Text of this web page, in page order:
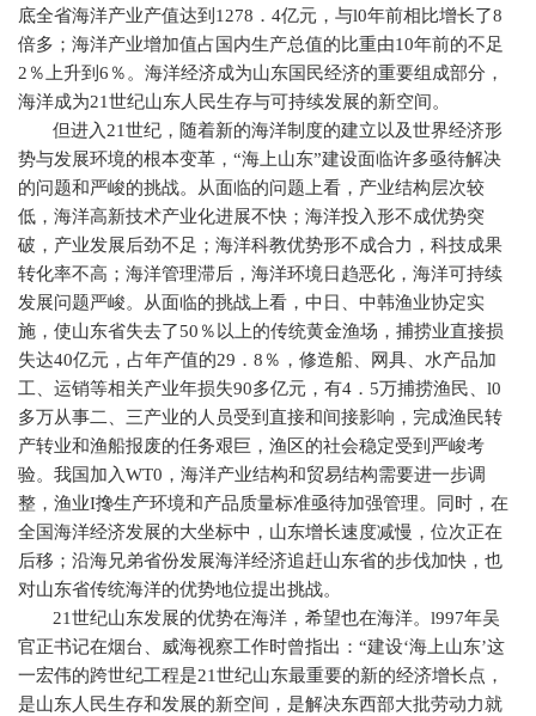
底全省海洋产业产值达到 1278 ． 4亿元，与l0年前相比增长了8
倍多；海洋产业增加值占国内生产总值的比重由10年前的不足
2 ％上升到 6 ％。海洋经济成为山东国民经济的重要组成部分，
海洋成为21世纪山东人民生存与可持续发展的新空间。
但进入21世纪，随着新的海洋制度的建立以及世界经济形
势与发展环境的根本变革，“海上山东”建设面临许多亟待解决
的问题和严峻的挑战。从面临的问题上看，产业结构层次较
低，海洋高新技术产业化进展不快；海洋投入形不成优势突
破，产业发展后劲不足；海洋科教优势形不成合力，科技成果
转化率不高；海洋管理滞后，海洋环境日趋恶化，海洋可持续
发展问题严峻。从面临的挑战上看，中日、中韩渔业协定实
施，使山东省失去了50 ％以上的传统黄金渔场，捕捞业直接损
失达40亿元，占年产值的29 ． 8 ％，修造船、网具、水产品加
工、运销等相关产业年损失90多亿元，有4 ． 5万捕捞渔民、 l0
多万从事二、三产业的人员受到直接和间接影响，完成渔民转
产转业和渔船报废的任务艰巨，渔区的社会稳定受到严峻考
验。我国加入WT0 ，海洋产业结构和贸易结构需要进一步调
整，渔业I搀生产环境和产品质量标准亟待加强管理。同时，在
全国海洋经济发展的大坐标中，山东增长速度减慢，位次正在
后移；沿海兄弟省份发展海洋经济追赶山东省的步伐加快，也
对山东省传统海洋的优势地位提出挑战。
21世纪山东发展的优势在海洋，希望也在海洋。l997年吴
官正书记在烟台、威海视察工作时曾指出：“建设‘海上山东’这
一宏伟的跨世纪工程是21世纪山东最重要的新的经济增长点，
是山东人民生存和发展的新空间，是解决东西部大批劳动力就